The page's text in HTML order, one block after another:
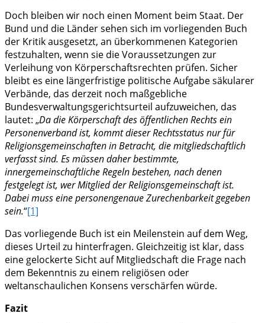
Doch bleiben wir noch einen Moment beim Staat. Der
Bund und die Länder sehen sich im vorliegenden Buch
der Kritik ausgesetzt, an überkommenen Kategorien
festzuhalten, wenn sie die Voraussetzungen zur
Verleihung von Körperschaftsrechten prüfen. Sicher
bleibt es eine längerfristige politische Aufgabe säkularer
Verbände, das derzeit noch maßgebliche
Bundesverwaltungsgerichtsurteil aufzuweichen, das
lautet: „Da die Körperschaft des öffentlichen Rechts ein
Personenverband ist, kommt dieser Rechtsstatus nur für
Religionsgemeinschaften in Betracht, die mitgliedschaftlich
verfasst sind. Es müssen daher bestimmte,
innergemeinschaftliche Regeln bestehen, nach denen
festgelegt ist, wer Mitglied der Religionsgemeinschaft ist.
Dabei muss eine personengenaue Zurechenbarkeit gegeben
sein.“[1]
Das vorliegende Buch ist ein Meilenstein auf dem Weg,
dieses Urteil zu hinterfragen. Gleichzeitig ist klar, dass
eine gelockerte Sicht auf Mitgliedschaft die Frage nach
dem Bekenntnis zu einem religiösen oder
weltanschaulichen Konsens verschärfen würde.
Fazit